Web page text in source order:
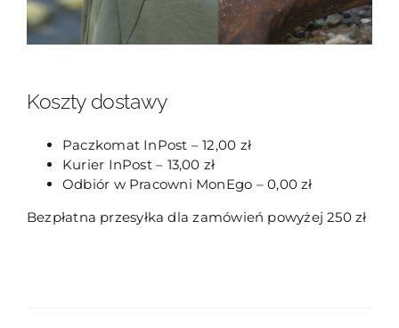
Koszty dostawy
Paczkomat InPost – 12,00 zł
Kurier InPost – 13,00 zł
Odbiór w Pracowni MonEgo – 0,00 zł
Bezpłatna przesyłka dla zamówień powyżej 250 zł